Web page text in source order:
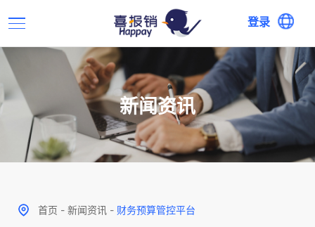
登录
新闻资讯
首页 - 新闻资讯 - 财务预算管控平台